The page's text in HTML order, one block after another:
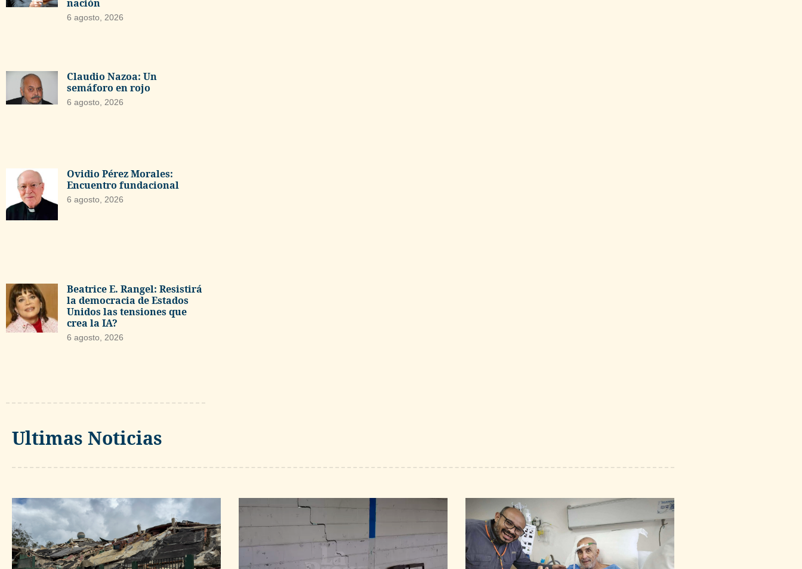
nación
6 agosto, 2026
Claudio Nazoa: Un
semáforo en rojo
6 agosto, 2026
Ovidio Pérez Morales:
Encuentro fundacional
6 agosto, 2026
Beatrice E. Rangel: Resistirá
la democracia de Estados
Unidos las tensiones que
crea la IA?
6 agosto, 2026
Ultimas Noticias